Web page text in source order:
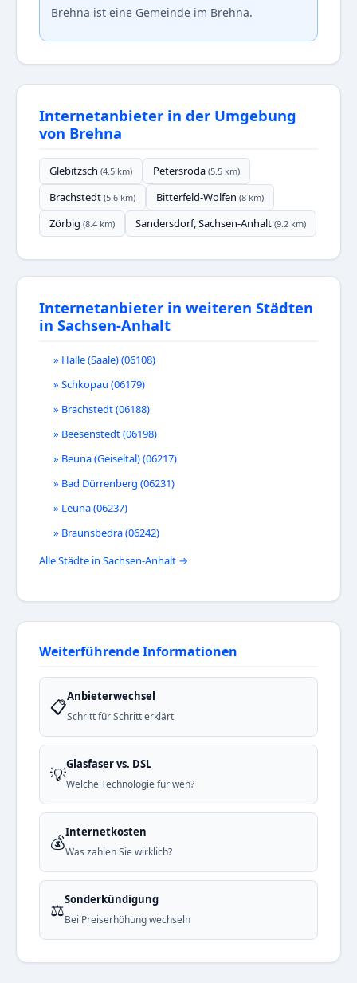
Brehna ist eine Gemeinde im Brehna.
Internetanbieter in der Umgebung
von Brehna
Glebitzsch (4.5 km) Petersroda (5.5 km)
Brachstedt (5.6 km) Bitterfeld-Wolfen (8 km)
Zörbig (8.4 km) Sandersdorf, Sachsen-Anhalt (9.2 km)
Internetanbieter in weiteren Städten
in Sachsen-Anhalt
» Halle (Saale) (06108)
» Schkopau (06179)
» Brachstedt (06188)
» Beesenstedt (06198)
» Beuna (Geiseltal) (06217)
» Bad Dürrenberg (06231)
» Leuna (06237)
» Braunsbedra (06242)
Alle Städte in Sachsen-Anhalt →
Weiterführende Informationen
📋Anbieterwechsel
Schritt für Schritt erklärt
💡Glasfaser vs. DSL
Welche Technologie für wen?
💰Internetkosten
Was zahlen Sie wirklich?
⚖️Sonderkündigung
Bei Preiserhöhung wechseln